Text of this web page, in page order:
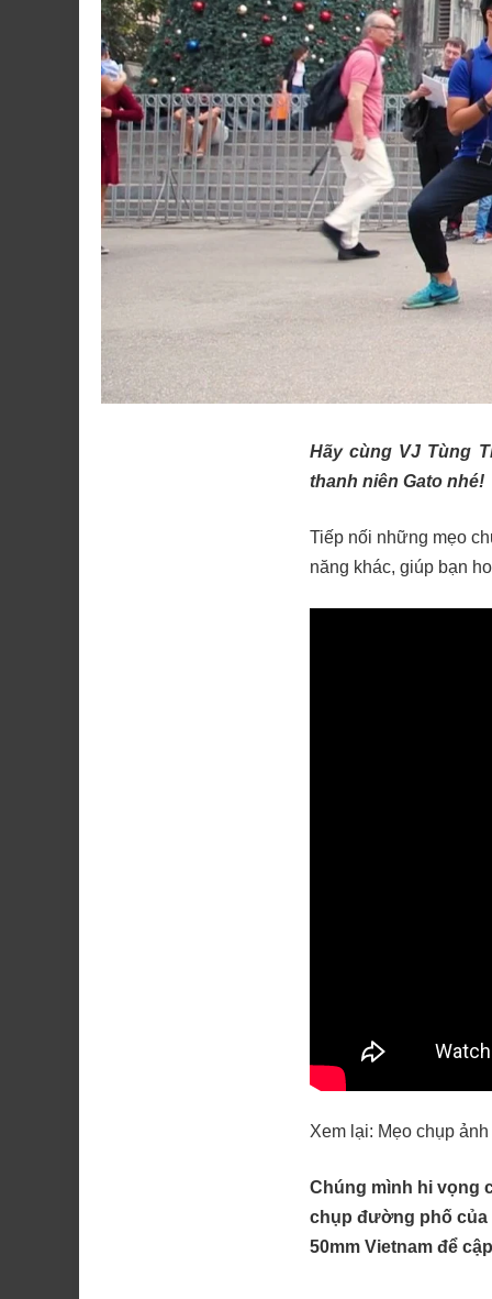
Hãy cùng VJ Tùng
thanh niên Gato nhé!
Tiếp nối những mẹo
năng khác, giúp bạn
Xem lại: Mẹo chụp
Chúng mình hi vọng
chụp đường phố
50mm Vietnam để